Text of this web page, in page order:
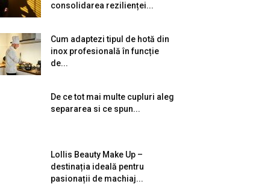
consolidarea rezilienței...
Cum adaptezi tipul de hotă din
inox profesională în funcție
de...
De ce tot mai multe cupluri aleg
separarea si ce spun...
Lollis Beauty Make Up –
destinația ideală pentru
pasionații de machiaj...